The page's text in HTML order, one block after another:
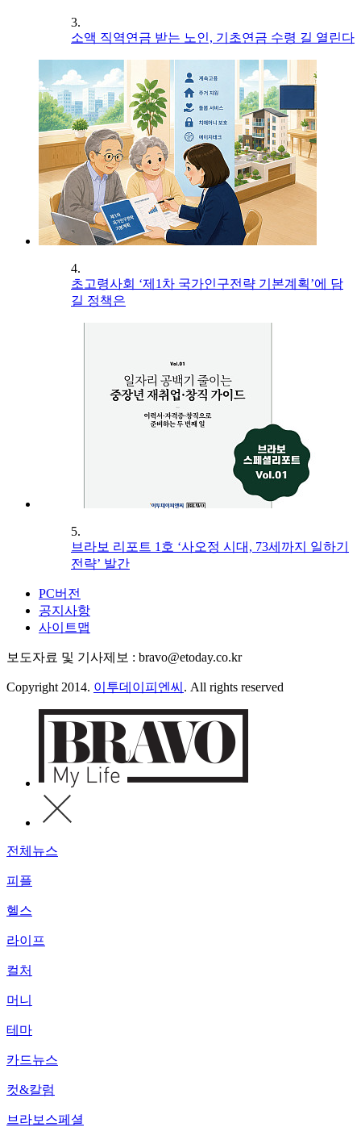
3.
소액 직역연금 받는 노인, 기초연금 수령 길 열린다
4.
초고령사회 ‘제1차 국가인구전략 기본계획’에 담
길 정책은
5.
브라보 리포트 1호 ‘사오정 시대, 73세까지 일하기
전략’ 발간
PC버전
공지사항
사이트맵
보도자료 및 기사제보 : bravo@etoday.co.kr
Copyright 2014. 이투데이피엔씨 . All rights reserved
전체뉴스
피플
헬스
라이프
컬처
머니
테마
카드뉴스
컷&칼럼
브라보스페셜